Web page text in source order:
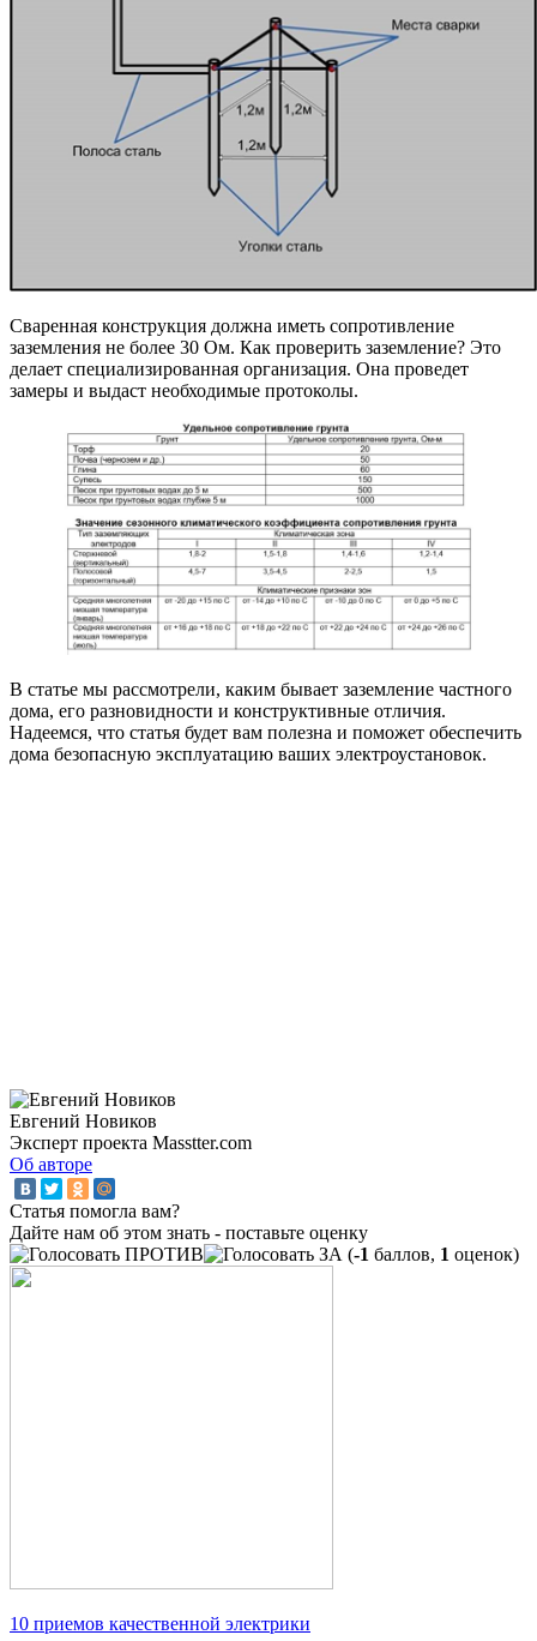
Сваренная конструкция должна иметь сопротивление
заземления не более 30 Ом. Как проверить заземление? Это
делает специализированная организация. Она проведет
замеры и выдаст необходимые протоколы.
В статье мы рассмотрели, каким бывает заземление частного
дома, его разновидности и конструктивные отличия.
Надеемся, что статья будет вам полезна и поможет обеспечить
дома безопасную эксплуатацию ваших электроустановок.
Евгений Новиков
Эксперт проекта Masstter.com
Об авторе
Статья помогла вам?
Дайте нам об этом знать - поставьте оценку
(-1 баллов, 1 оценок)
10 приемов качественной электрики